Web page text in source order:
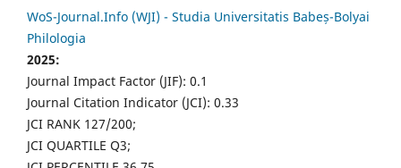
WoS-Journal.Info (WJI) - Studia Universitatis Babeș-Bolyai
Philologia
2025:
Journal Impact Factor (JIF): 0.1
Journal Citation Indicator (JCI): 0.33
JCI RANK 127/200;
JCI QUARTILE Q3;